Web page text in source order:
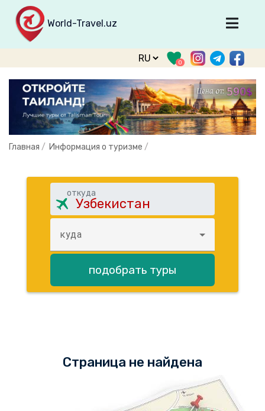
World-Travel.uz
Главная
Направления
Туры
Тур. фирмы
Табло прилета
О проекте
Войти
support@world-travel.uz
0
Главная / Информация о туризме /
откуда
куда
подобрать туры
Страница не найдена